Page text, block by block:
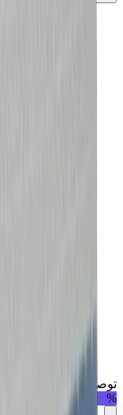
توصيل في نفس اليوم
%